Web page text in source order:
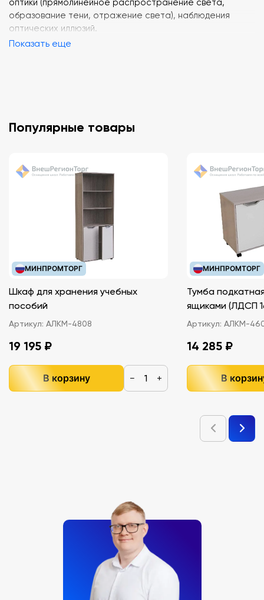
оптики (прямолинейное распространение света,
образование тени, отражение света), наблюдения
оптических иллюзий.
Показать еще
Популярные товары
МИНПРОМТОРГ
Шкаф для хранения учебных
пособий
Артикул: АЛКМ-4808
19 195 ₽
В корзину − +
МИНПРОМТОРГ
Тумба
ящиками
Артикул: АЛКМ-
14 285 ₽
В